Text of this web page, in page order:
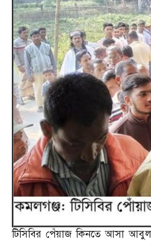
টিসিবির পেঁয়াজ কিনতে আসা